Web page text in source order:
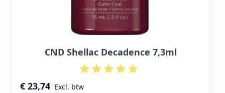
CND Shellac Decadence 7,3ml
Speciale prijs
€ 23,74